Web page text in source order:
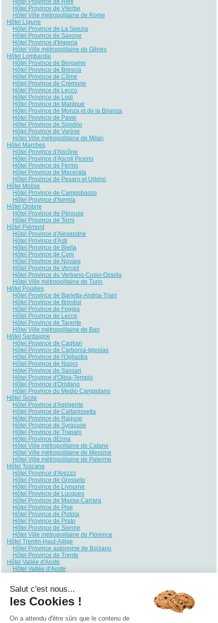
Hôtel Province de Viterbe
Hôtel Ville métropolitaine de Rome
Hôtel Ligurie
Hôtel Province de La Spezia
Hôtel Province de Savone
Hôtel Province d'Imperia
Hôtel Ville métropolitaine de Gênes
Hôtel Lombardie
Hôtel Province de Bergame
Hôtel Province de Brescia
Hôtel Province de Côme
Hôtel Province de Crémone
Hôtel Province de Lecco
Hôtel Province de Lodi
Hôtel Province de Mantoue
Hôtel Province de Monza et de la Brianza
Hôtel Province de Pavie
Hôtel Province de Sondrio
Hôtel Province de Varèse
Hôtel Ville métropolitaine de Milan
Hôtel Marches
Hôtel Province d'Ancône
Hôtel Province d'Ascoli Piceno
Hôtel Province de Fermo
Hôtel Province de Macerata
Hôtel Province de Pesaro et Urbino
Hôtel Molise
Hôtel Province de Campobasso
Hôtel Province d'Isernia
Hôtel Ombrie
Hôtel Province de Pérouse
Hôtel Province de Terni
Hôtel Piémont
Hôtel Province d'Alexandrie
Hôtel Province d'Asti
Hôtel Province de Biella
Hôtel Province de Coni
Hôtel Province de Novare
Hôtel Province de Verceil
Hôtel Province du Verbano-Cusio-Ossola
Hôtel Ville métropolitaine de Turin
Hôtel Pouilles
Hôtel Province de Barletta-Andria-Trani
Hôtel Province de Brindisi
Hôtel Province de Foggia
Hôtel Province de Lecce
Hôtel Province de Tarente
Hôtel Ville métropolitaine de Bari
Hôtel Sardaigne
Hôtel Province de Cagliari
Hôtel Province de Carbonia-Iglesias
Hôtel Province de l'Ogliastra
Hôtel Province de Nuoro
Hôtel Province de Sassari
Hôtel Province d'Olbia-Tempio
Hôtel Province d'Oristano
Hôtel Province du Medio Campidano
Hôtel Sicile
Hôtel Province d'Agrigente
Hôtel Province de Caltanissetta
Hôtel Province de Raguse
Hôtel Province de Syracuse
Hôtel Province de Trapani
Hôtel Province dEnna
Hôtel Ville métropolitaine de Catane
Hôtel Ville métropolitaine de Messine
Hôtel Ville métropolitaine de Palerme
Hôtel Toscane
Hôtel Province d'Arezzo
Hôtel Province de Grosseto
Hôtel Province de Livourne
Hôtel Province de Lucques
Hôtel Province de Massa-Carrara
Hôtel Province de Pise
Hôtel Province de Pistoia
Hôtel Province de Prato
Hôtel Province de Sienne
Hôtel Ville métropolitaine de Florence
Hôtel Trentin-Haut-Adige
Hôtel Province autonome de Bolzano
Hôtel Province de Trente
Hôtel Vallée d'Aoste
Hôtel Vallée d'Aoste
Hôtel Province de Padoue
Hôtel Province de Rovigo
Hôtel Province de Trévise
Hôtel Province de Vicence
Salut c'est nous...
les Cookies !
On a attendu d'être sûrs que le contenu de